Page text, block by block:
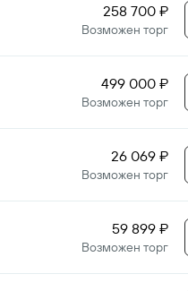
258 700 ₽
Возможен торг
499 000 ₽
Возможен торг
26 069 ₽
Возможен торг
59 899 ₽
Возможен торг